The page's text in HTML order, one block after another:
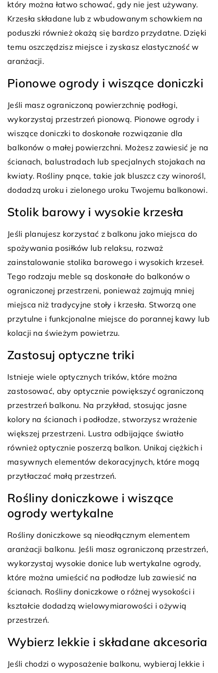
który można łatwo schować, gdy nie jest używany.
Krzesła składane lub z wbudowanym schowkiem na
poduszki również okażą się bardzo przydatne. Dzięki
temu oszczędzisz miejsce i zyskasz elastyczność w
aranżacji.
Pionowe ogrody i wiszące doniczki
Jeśli masz ograniczoną powierzchnię podłogi,
wykorzystaj przestrzeń pionową. Pionowe ogrody i
wiszące doniczki to doskonałe rozwiązanie dla
balkonów o małej powierzchni. Możesz zawiesić je na
ścianach, balustradach lub specjalnych stojakach na
kwiaty. Rośliny pnące, takie jak bluszcz czy winorośl,
dodadzą uroku i zielonego uroku Twojemu balkonowi.
Stolik barowy i wysokie krzesła
Jeśli planujesz korzystać z balkonu jako miejsca do
spożywania posiłków lub relaksu, rozważ
zainstalowanie stolika barowego i wysokich krzeseł.
Tego rodzaju meble są doskonałe do balkonów o
ograniczonej przestrzeni, ponieważ zajmują mniej
miejsca niż tradycyjne stoły i krzesła. Stworzą one
przytulne i funkcjonalne miejsce do porannej kawy lub
kolacji na świeżym powietrzu.
Zastosuj optyczne triki
Istnieje wiele optycznych trików, które można
zastosować, aby optycznie powiększyć ograniczoną
przestrzeń balkonu. Na przykład, stosując jasne
kolory na ścianach i podłodze, stworzysz wrażenie
większej przestrzeni. Lustra odbijające światło
również optycznie poszerzą balkon. Unikaj ciężkich i
masywnych elementów dekoracyjnych, które mogą
przytłaczać małą przestrzeń.
Rośliny doniczkowe i wiszące
ogrody wertykalne
Rośliny doniczkowe są nieodłącznym elementem
aranżacji balkonu. Jeśli masz ograniczoną przestrzeń,
wykorzystaj wysokie donice lub wertykalne ogrody,
które można umieścić na podłodze lub zawiesić na
ścianach. Rośliny doniczkowe o różnej wysokości i
kształcie dodadzą wielowymiarowości i ożywią
przestrzeń.
Wybierz lekkie i składane akcesoria
Jeśli chodzi o wyposażenie balkonu, wybieraj lekkie i